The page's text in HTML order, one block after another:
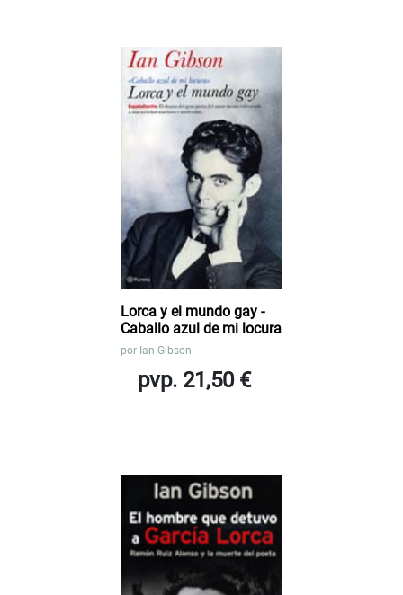
Lorca y el mundo gay -
Caballo azul de mi locura
por Ian Gibson
pvp. 21,50 €